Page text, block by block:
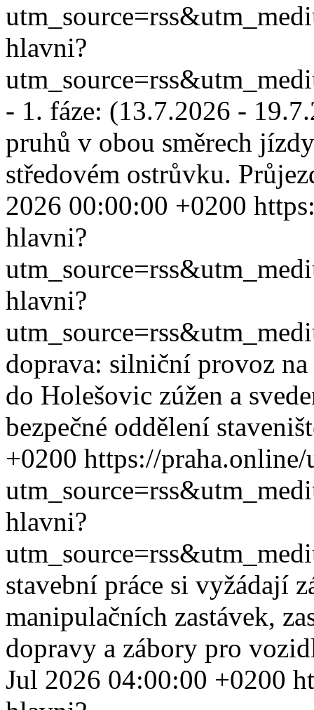
hlavni?
- 1. fáze: (13.7.2026 -
pruhů v obou směrech
středovém ostrůvku.
2026 00:00:00 +0200
hlavni?
hlavni?
doprava: silniční provoz
do Holešovic zúžen a
bezpečné oddělení
+0200 https://
hlavni?
stavební práce si vyžádají
manipulačních zastávek,
dopravy a zábory pro
Jul 2026 04:00:00 +0200